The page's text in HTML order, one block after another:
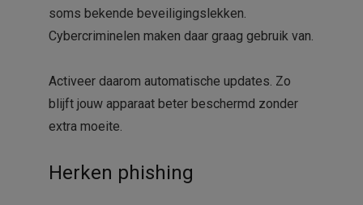
soms bekende beveiligingslekken.
Cybercriminelen maken daar graag gebruik van.
Activeer daarom automatische updates. Zo
blijft jouw apparaat beter beschermd zonder
extra moeite.
Herken phishing